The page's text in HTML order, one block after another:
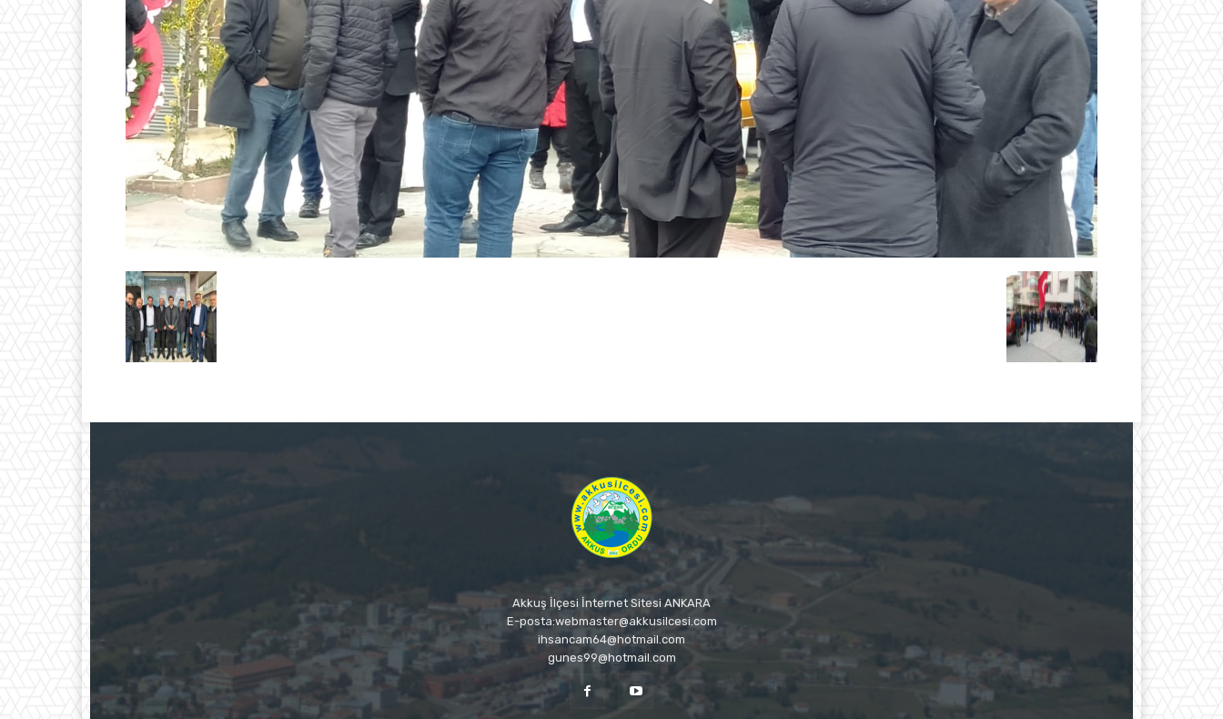
Akkuş İlçesi İnternet Sitesi ANKARA
E-posta:webmaster@akkusilcesi.com
ihsancam64@hotmail.com
gunes99@hotmail.com